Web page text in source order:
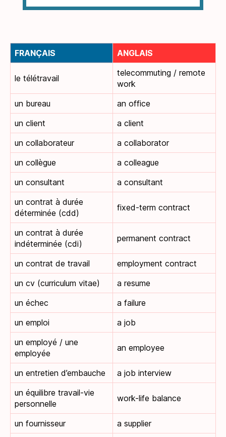
FRANÇAIS ANGLAIS
le télétravail
telecommuting / remote
work
un bureau
an office
un client
a client
un collaborateur
a collaborator
un collègue
a colleague
un consultant
a consultant
un contrat à durée
déterminée (cdd)
fixed-term contract
un contrat à durée
indéterminée (cdi)
permanent contract
un contrat de travail
employment contract
un cv (curriculum vitae)
a resume
un échec
a failure
un emploi
a job
un employé / une
employée
an employee
un entretien d’embauche
a job interview
un équilibre travail-vie
personnelle
work-life balance
un fournisseur
a supplier